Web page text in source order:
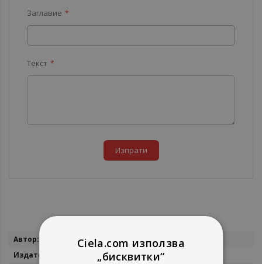
Заглавие
Текст
Изпрати
Повече
Ciela.com използва
„бисквитки“